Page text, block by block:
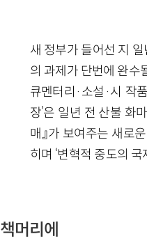
새 정부가 들어선 지
의 과제가 단번에 완수
큐멘터리·소설·시 작
장’은 일년 전 산불 화
매』가 보여주는 새로
히며 ‘변혁적 중도의
책머리에